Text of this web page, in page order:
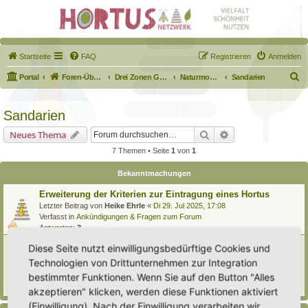
Startseite FAQ Anmelden
Registrieren
Portal Foren-Übersicht Drei Zonen Garten Naturmodule & kleine Biotope Sandarien
u
Sandarien
Neues Thema Suche
7 Themen • Seite 1 von 1
Bekanntmachungen
Erweiterung der Kriterien zur Eintragung eines Hortus
Letzter Beitrag von Heike Ehrle « Di 29. Jul 2025, 17:08
Verfasst in Ankündigungen & Fragen zum Forum
Antworten: 3
[Bitte lesen] Wie funktioniert die Eintragung Eurer
Letzter Beitrag von Hortus anima l« So 15. Feb 2026, 18:08
Verfasst inEingetragener Hortus - Mein Hortus und ich!
Antworten:1
Diese Seite nutzt einwilligungsbedürftige Cookies und
Technologien von Drittunternehmen zur Integration
bestimmter Funktionen. Wenn Sie auf den Button "Alles
akzeptieren" klicken, werden diese Funktionen aktiviert
(Einwilligung). Nach der Einwilligung verarbeiten wir